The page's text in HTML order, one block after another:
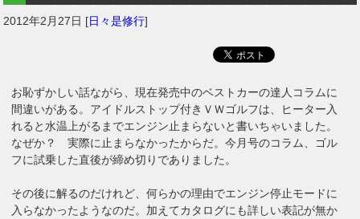
2012年2月27日 [日々是修行]
お恥ずかしい話ながら、現在発売中のベストカーの達人コラムに
間違いがある。アイドルストップ付きＶＷゴルフは、ヒーター入
れると水温上がるまでエンジン止まらないと書いちゃいました。
なぜか？ 実際に止まらなかったからだ。今月号のコラム、ゴル
フに試乗した直後が締め切りでありました。
その後に解るのだけれど、何らかの理由でエンジン停止モードに
入らなかったようなのだ。加えてカタログにも詳しい表記が無か